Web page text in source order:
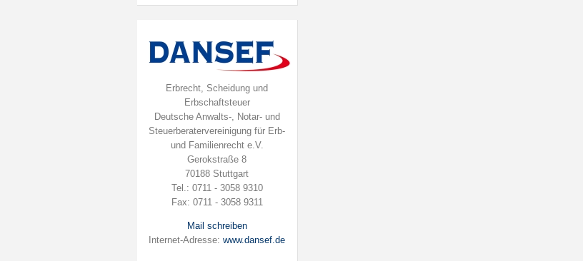
Erbrecht, Scheidung und
Erbschaftsteuer
Deutsche Anwalts-, Notar- und
Steuerberatervereinigung für Erb-
und Familienrecht e.V.
Gerokstraße 8
70188 Stuttgart
Tel.: 0711 - 3058 9310
Fax: 0711 - 3058 9311
Mail schreiben
Internet-Adresse:www.dansef.de